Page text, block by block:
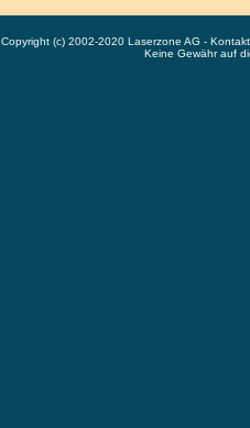
Copyright (c) 2002-2020 Laserzone AG -
Keine Gewähr auf